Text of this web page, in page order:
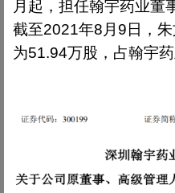
月起，担任翰宇药业董
截至2021年8 月 9日，
为51.94万股，占翰宇